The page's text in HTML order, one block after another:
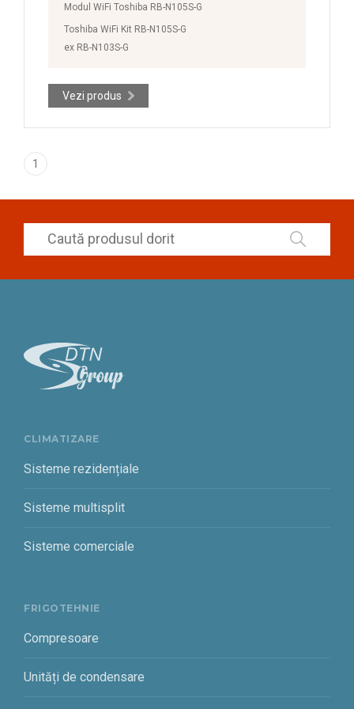
Modul WiFi Toshiba RB-N105S-G
Toshiba WiFi Kit RB-N105S-G
ex RB-N103S-G
Vezi produs
1
CLIMATIZARE
Sisteme rezidențiale
Sisteme multisplit
Sisteme comerciale
FRIGOTEHNIE
Compresoare
Unități de condensare